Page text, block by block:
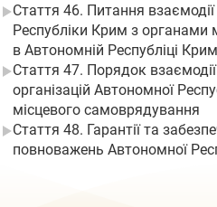
Стаття 46. Питання
Республіки Крим з органами
в Автономній Республіці Крим
Стаття 47. Порядок
організацій Автономної
місцевого самоврядування
Стаття 48. Гарантії та
повноважень Автономної